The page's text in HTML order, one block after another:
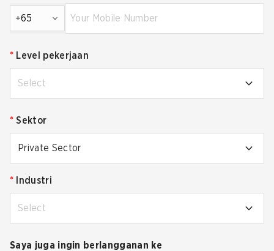
+65
* Level pekerjaan
Select
* Sektor
Private Sector
* Industri
Select
Saya juga ingin berlangganan ke